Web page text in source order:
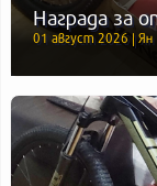
Награда за
01 август 2026 | Ян